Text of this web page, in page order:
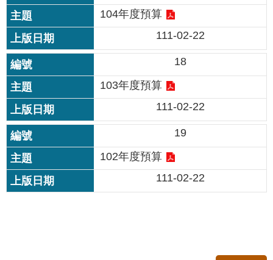
政
府
網
站
資
料
開
放
宣
告
104年度預算
111-02-22
18
103年度預算
111-02-22
19
102年度預算
111-02-22